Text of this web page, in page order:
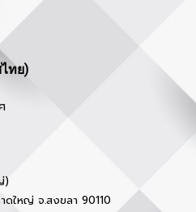
ทย)
)
ใหญ่ จ.สงขลา 90110